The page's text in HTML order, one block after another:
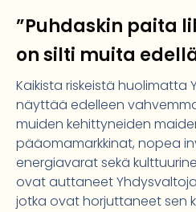
”Puhdaskin paita
on silti muita
Kaikista riskeistä huolimatta
näyttää edelleen
muiden kehittyneiden
pääomamarkkinat, nopea
energiavarat sekä
ovat auttaneet
jotka ovat horjuttaneet sen